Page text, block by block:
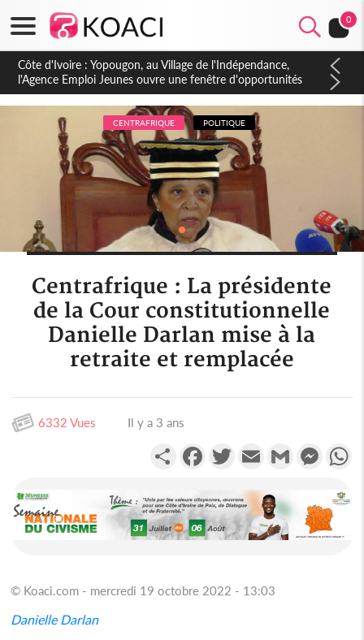
0
Côte d'Ivoire : CHU de Treichville, après la fronde, les agents
contractuels obtiennent un accord avec la direction sur les
arriérés du SMIG 2023
CENTRAFRIQUE POLITIQUE
Centrafrique : La présidente
de la Cour constitutionnelle
Danielle Darlan mise à la
retraite et remplacée
6332 Vues Il y a 3 ans
PartagerFacebookTwitterEmail Gmail
© Koaci.com - mercredi 19 octobre 2022 - 13:03
Danielle Darlan